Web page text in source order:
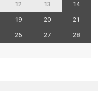
12 13 14
19 20 21
26 27 28